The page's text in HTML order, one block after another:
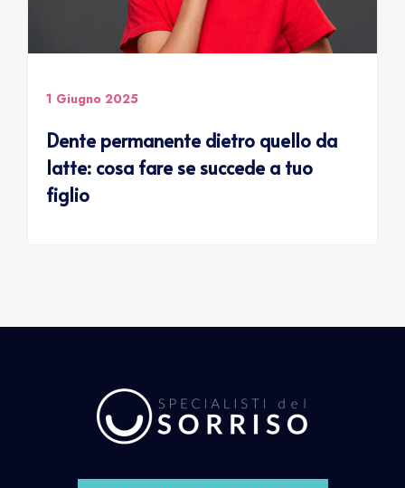
1 Giugno 2025
Dente permanente dietro quello da
latte: cosa fare se succede a tuo
figlio